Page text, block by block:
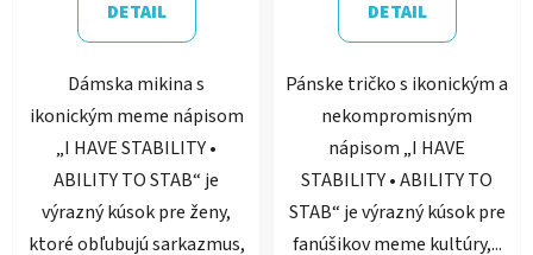
DETAIL
Dámska mikina s
ikonickým meme nápisom
„I HAVE STABILITY •
ABILITY TO STAB“ je
výrazný kúsok pre ženy,
ktoré obľubujú sarkazmus,
DETAIL
Pánske tričko s ikonickým a
nekompromisným
nápisom „I HAVE
STABILITY • ABILITY TO
STAB“ je výrazný kúsok pre
fanúšikov meme kultúry,...